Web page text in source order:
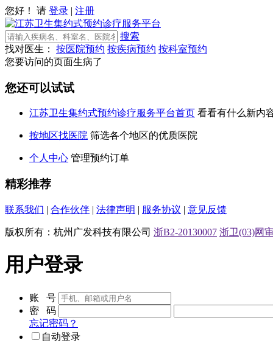
您好！ 请 登录 | 注册
搜索
找对医生：
按医院预约 按疾病预约 按科室预约
您要访问的页面生病了
您还可以试试
江苏卫生集约式预约诊疗服务平台首页 看看有什么新内
按地区找医院 筛选各个地区的优质医院
个人中心 管理预约订单
精彩推荐
联系我们 | 合作伙伴 | 法律声明 | 服务协议 | 意见反馈
版权所有：杭州广发科技有限公司 浙B2-20130007 浙卫(03)网
用户登录
账 号
密 码
忘记密码？
自动登录